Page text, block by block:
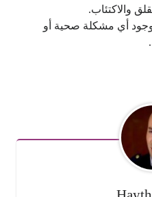
والاكتئاب.
أي مشكلة صحية أو